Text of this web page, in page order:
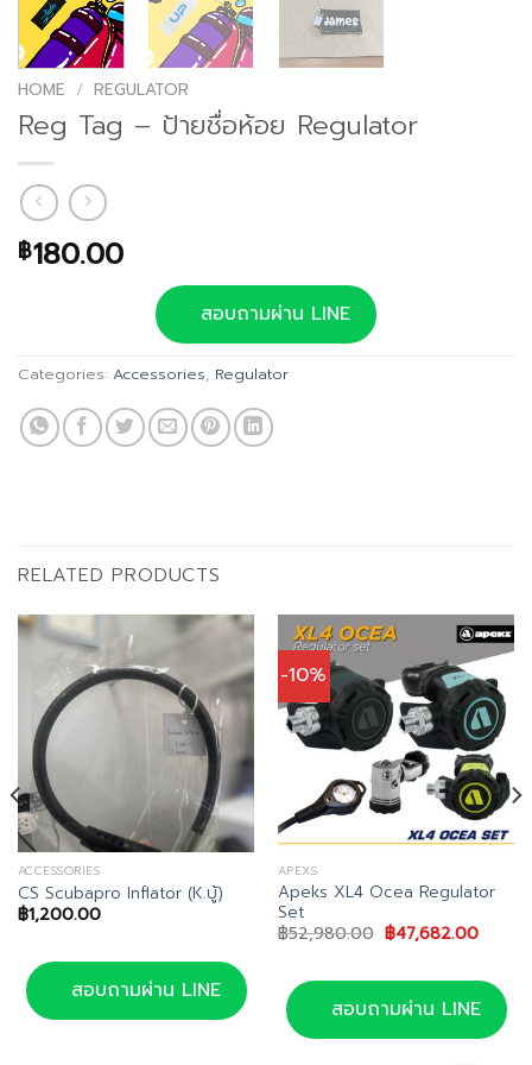
HOME / REGULATOR
Reg Tag – ป้ายชื่อห้อย Regulator
฿180.00
สอบถามผ่าน LINE
Categories: Accessories, Regulator
RELATED PRODUCTS
ACCESSORIES
CS Scubapro Inflator (K.บู้)
฿1,200.00
สอบถามผ่าน LINE
-10%
APEXS
Apeks XL4 Ocea Regulator
Set
฿52,980.00 Original
price
฿52,980.00.
฿47,682.00
฿
สอบถามผ่าน LINE